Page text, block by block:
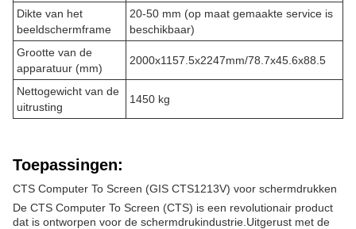
Dikte van het
beeldschermframe
20-50 mm (op maat gemaakte service is
beschikbaar)
Grootte van de
apparatuur (mm)
2000x1157.5x2247mm/78.7x45.6x88.5
Nettogewicht van de
uitrusting
1450 kg
Toepassingen:
CTS Computer To Screen (GIS CTS1213V) voor schermdrukken
De CTS Computer To Screen (CTS) is een revolutionair product
dat is ontworpen voor de schermdrukindustrie.Uitgerust met de